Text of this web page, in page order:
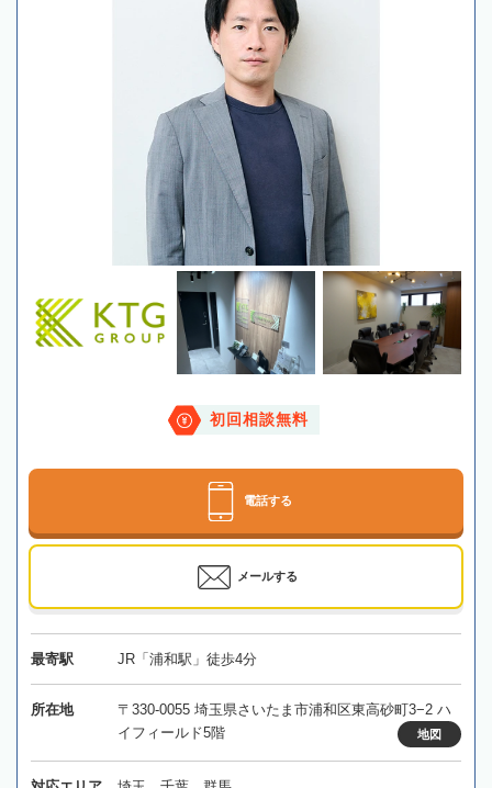
初回相談無料
電話する
メールする
最寄駅 JR「浦和駅」徒歩4分
所在地
〒330-0055 埼玉県さいたま市浦和区東高砂町3−2 ハ
イフィールド5階
地図